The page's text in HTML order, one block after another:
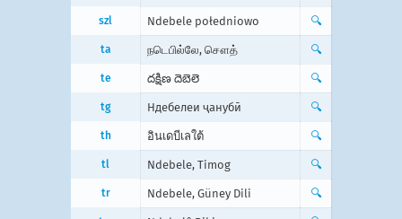
szl Ndebele połedniowo 🔍
ta நடெபில்லே, சௌத் 🔍
te దక్షిణ దెబెలె 🔍
tg Ндебелеи ҷанубӣ 🔍
th อินเดบีเลใต้ 🔍
tl Ndebele, Timog 🔍
tr Ndebele, Güney Dili 🔍